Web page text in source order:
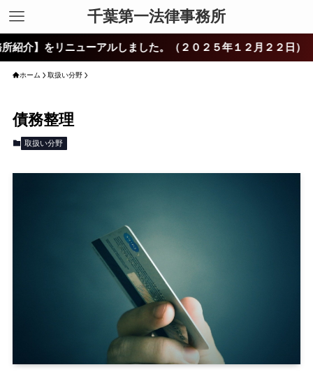
千葉第一法律事務所
リニューアルしました。（２０２５年１２月２２日）
ホーム 取扱い分野
債務整理
取扱い分野